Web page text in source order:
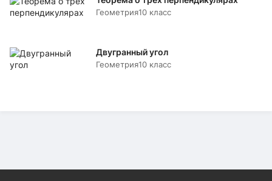
Геометрия10 класс
Двугранный угол
Геометрия10 класс